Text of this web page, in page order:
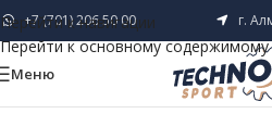
Перейти к навигации
Перейти к основному содержимому
+7 (701) 206 50 00 г.
Меню